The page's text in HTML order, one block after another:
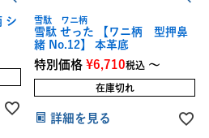
シ
雪駄 ワニ柄
雪駄 せった 【ワニ柄 型押鼻
緒 No.12】 本革底
特別価格 ¥6,710税込 〜
在庫切れ
詳細を見る